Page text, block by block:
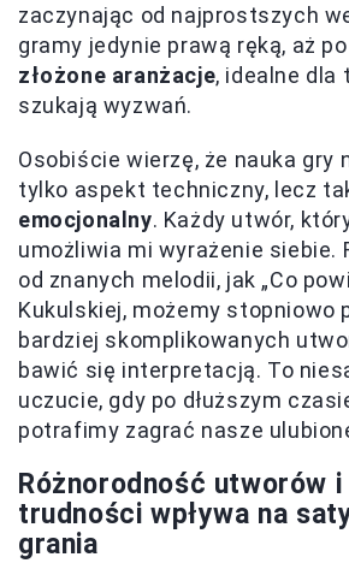
zaczynając od najprostszych
gramy jedynie prawą ręką, aż po
złożone aranżacje, idealne dla
szukają wyzwań.
Osobiście wierzę, że nauka gry
tylko aspekt techniczny, lecz
emocjonalny. Każdy utwór,
umożliwia mi wyrażenie siebie.
od znanych melodii, jak „Co
Kukulskiej, możemy stopniowo
bardziej skomplikowanych
bawić się interpretacją. To
uczucie, gdy po dłuższym
potrafimy zagrać nasze
Różnorodność utworów
trudności wpływa na
grania